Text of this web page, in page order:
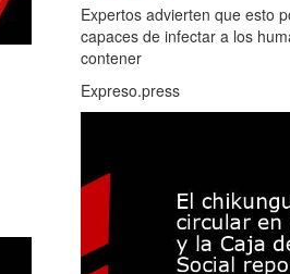
Expertos advierten que esto
capaces de infectar a los
contener
Expreso.press